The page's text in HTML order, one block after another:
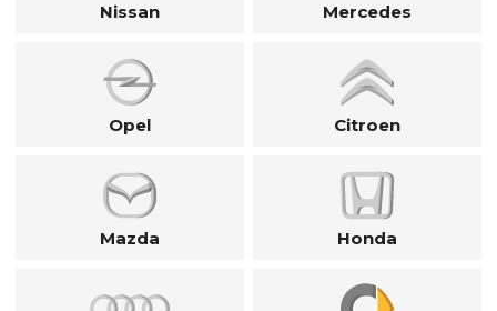
Nissan Mercedes
Opel Citroen
Mazda Honda